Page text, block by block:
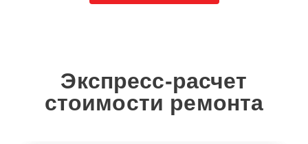
Экспресс-расчет
стоимости ремонта